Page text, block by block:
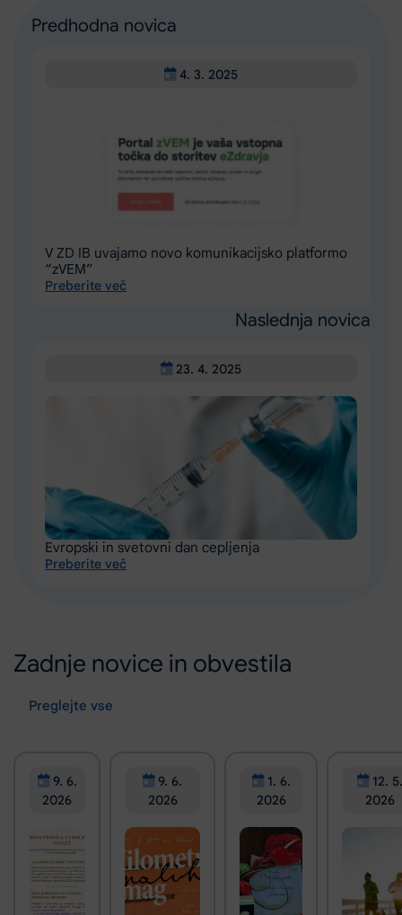
Predhodna novica
4. 3. 2025
V ZD IB uvajamo novo komunikacijsko platformo
“zVEM”
Preberite več
Naslednja novica
23. 4. 2025
Evropski in svetovni dan cepljenja
Preberite več
Zadnje novice in obvestila
Preglejte vse
9. 6.
2026
9. 6.
2026
1. 6.
2026
12. 5.
2026